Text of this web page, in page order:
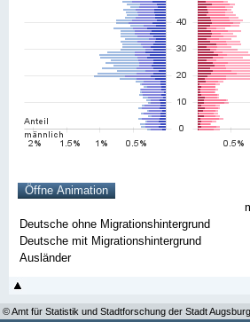
Deutsche ohne Migrationshintergrund
Deutsche mit Migrationshintergrund
Ausländer
© Amt für Statistik und Stadtforschung der Stadt Augsburg